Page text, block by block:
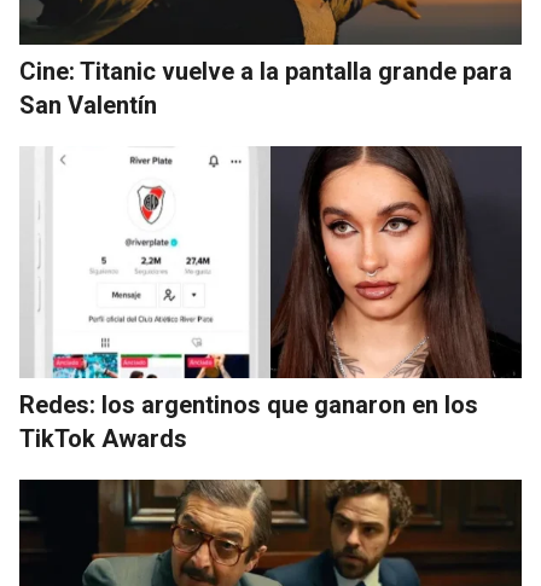
Cine: Titanic vuelve a la pantalla grande para
San Valentín
Redes: los argentinos que ganaron en los
TikTok Awards